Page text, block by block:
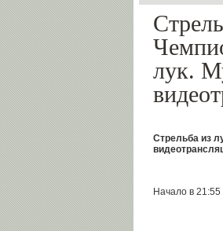
лук.
Стрельба из
Начало в 21:55